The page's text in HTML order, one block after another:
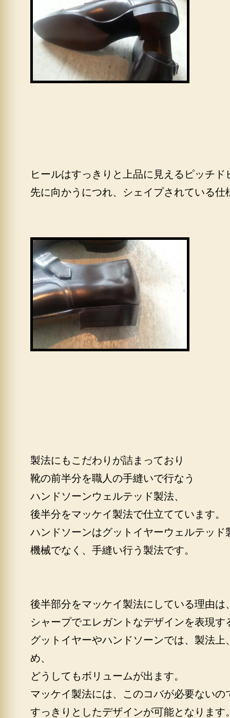
ヒールはすっきりと上品に見えるピッチド
先に向かうにつれ、シェイプされている仕
製法にもこだわりが詰まっており
靴の前半分を職人の手縫いで行なう
ハンドソーンウェルテッド製法、
後半分をマッケイ製法で仕立てています。
ハンドソーンはグットイヤーウェルテッド
機械でなく、手縫い行う製法です。
後半部分をマッケイ製法にしている理由は
シャープでエレガントなデザインを表現す
グットイヤーやハンドソーンでは、製法
め、
どうしてもボリュームが出ます。
マッケイ製法には、このコバが必要ないの
すっきりとしたデザインが可能となります